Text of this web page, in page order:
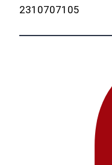
2310707105